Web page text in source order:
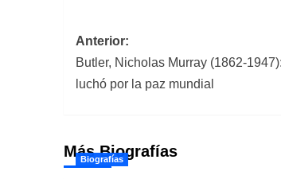
Navegación
de
Anterior:
Butler, Nicholas Murray (1862-
luchó por la paz mundial
Más Biografías
Biografías